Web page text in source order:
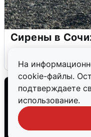
На
cookie-файлы.
подтверждаете
использование.
Сирены в